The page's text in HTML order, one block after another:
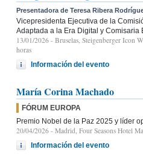
Presentadora de Teresa Ribera
Vicepresidenta Ejecutiva de la
Adaptada a la Era Digital y Comisaria
13/01/2026 - Bruselas, Steigenberger Icon
horas
Información del evento
María Corina Machado
FÓRUM EUROPA
Premio Nobel de la Paz 2025 y líder
20/04/2026 - Madrid, Four Seasons Hotel
Información del evento